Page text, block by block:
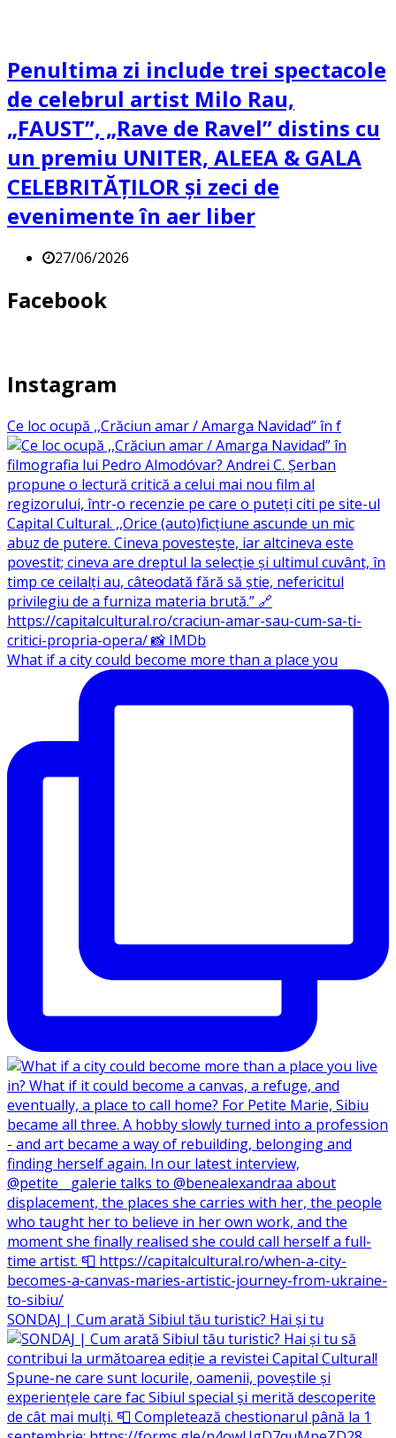
Penultima zi include trei spectacole
de celebrul artist Milo Rau,
„FAUST”, „Rave de Ravel” distins cu
un premiu UNITER, ALEEA & GALA
CELEBRITĂȚILOR și zeci de
evenimente în aer liber
27/06/2026
Facebook
Instagram
Ce loc ocupă ,,Crăciun amar / Amarga Navidad” în f
What if a city could become more than a place you
SONDAJ | Cum arată Sibiul tău turistic? Hai și tu